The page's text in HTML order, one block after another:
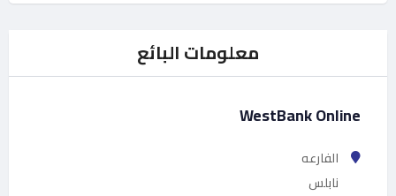
معلومات البائع
WestBank Online
الفارعه
نابلس